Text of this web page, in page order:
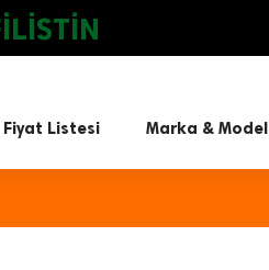
Fiyat Listesi Marka & Model